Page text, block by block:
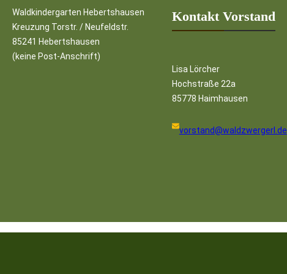
Waldkindergarten Hebertshausen
Kreuzung Torstr. / Neufeldstr.
85241 Hebertshausen
(keine Post-Anschrift)
Kontakt Vorstand
Lisa Lörcher
Hochstraße 22a
85778 Haimhausen
vorstand@waldzwergerl.de